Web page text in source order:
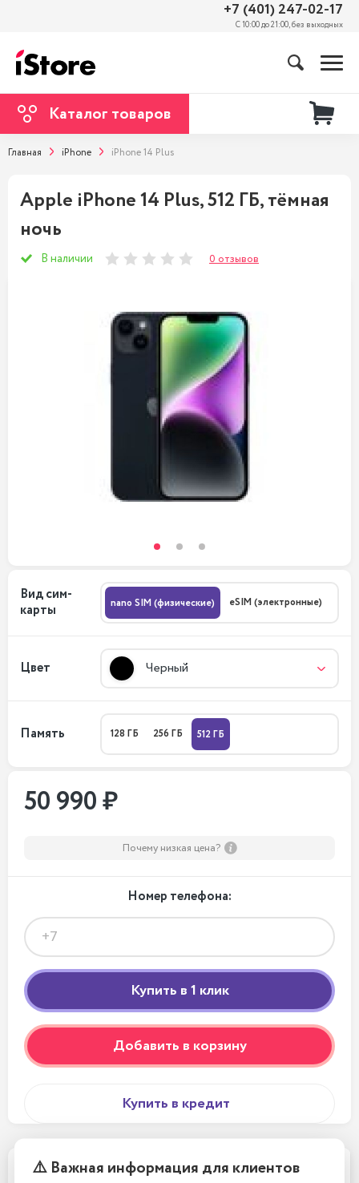
+7 (401) 247-02-17
С 10:00 до 21:00, без выходных
Каталог товаров
Главная iPhone iPhone 14 Plus
Apple iPhone 14 Plus, 512 ГБ, тёмная
ночь
В наличии 0 отзывов
Вид сим-
карты
nano SIM (физические) eSIM (электронные)
Цвет Черный
Память 128 ГБ 256 ГБ 512 ГБ
50 990 ₽
Почему низкая цена?
Номер телефона:
Добавить в корзину
Купить в кредит
Почему у вас такие низкие цены?
⚠️ Важная информация для клиентов